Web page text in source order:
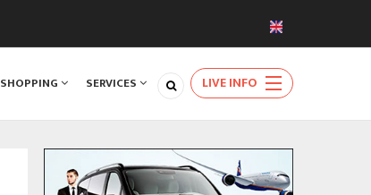
SHOPPING SERVICES LIVE INFO